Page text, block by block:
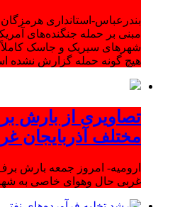
بندرعباس-استانداری
مبنی بر حمله جنگنده‌های
شهرهای سیریک و جاسک
هیچ گونه حمله گزارش نشده
تصاویری از بارش
مختلف آذربایجان
ارومیه- امروز جمعه بارش
غربی حال وهوای خاصی به